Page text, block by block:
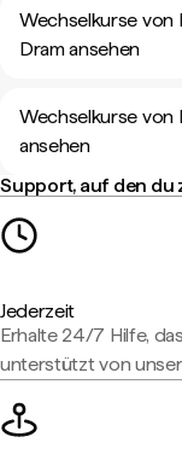
Wechselkurse von
Dram ansehen
Wechselkurse von
ansehen
Support, auf den du
Jederzeit
Erhalte 24/7 Hilfe,
unterstützt von